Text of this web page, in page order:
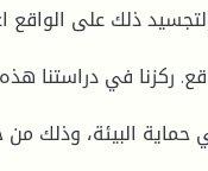
ذلك على الواقع
ركزنا في دراستنا
حمایة البیئة، وذلك